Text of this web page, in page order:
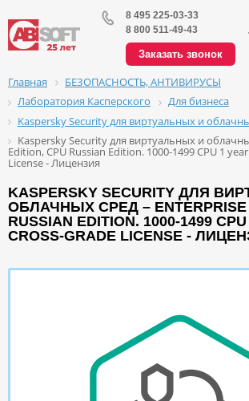
8 495 225-03-33
8 800 511-49-43
Заказать звонок
Главная
БЕЗОПАСНОСТЬ, АНТИВИРУСЫ
Лаборатория Касперского
Для бизнеса
Kaspersky Security для виртуальных и
Kaspersky Security для виртуальных и
Edition, CPU Russian Edition. 1000-1499 CPU 1
License - Лицензия
KASPERSKY SECURITY ДЛЯ
ОБЛАЧНЫХ СРЕД – ENTERPRISE
RUSSIAN EDITION. 1000-1499
CROSS-GRADE LICENSE -